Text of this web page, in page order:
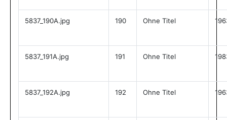
5837_190A.jpg 190 Ohne Titel
5837_191A.jpg 191 Ohne Titel
5837_192A.jpg 192 Ohne Titel